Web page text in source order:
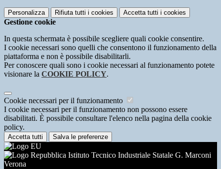
Personalizza Rifiuta tutti i cookies Accetta tutti i cookies
Gestione cookie
In questa schermata è possibile scegliere quali cookie consentire.
I cookie necessari sono quelli che consentono il funzionamento della
piattaforma e non è possibile disabilitarli.
Per conoscere quali sono i cookie necessari al funzionamento potete
visionare la COOKIE POLICY.
Cookie necessari per il funzionamento
I cookie necessari per il funzionamento non possono essere
disabilitati. È possibile consultare l'elenco nella pagina della cookie
policy.
Accetta tutti Salva le preferenze
Istituto Tecnico Industriale Statale G. Marconi
Verona